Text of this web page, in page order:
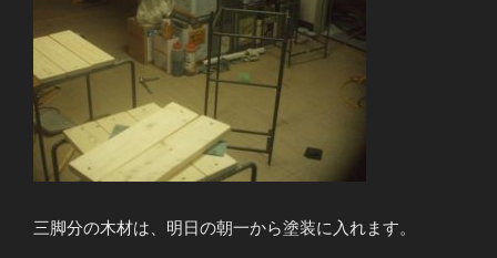
三脚分の木材は、明日の朝一から塗装に入れます。